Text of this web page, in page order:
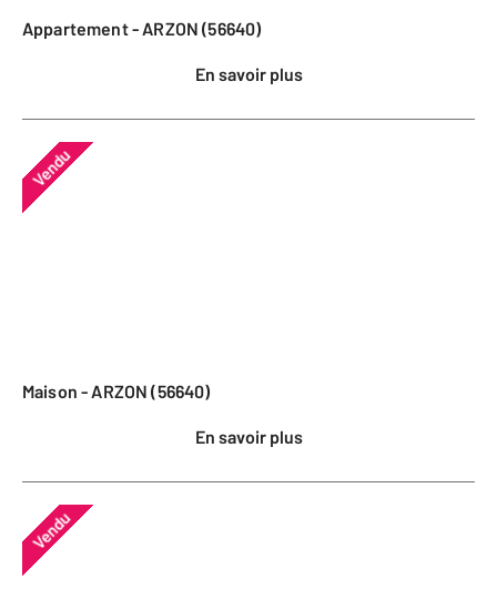
Appartement - ARZON (56640)
En savoir plus
Vendu
Maison - ARZON (56640)
En savoir plus
Vendu